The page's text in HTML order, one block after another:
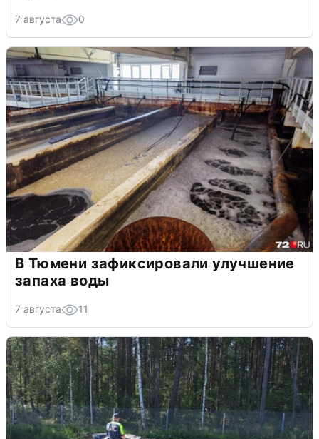
7 августа 0
В Тюмени зафиксировали улучшение
запаха воды
7 августа 11